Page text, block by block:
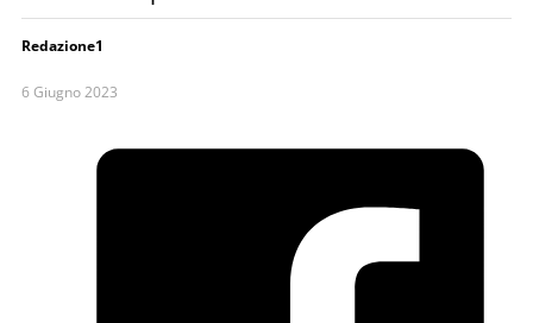
Redazione1
6 Giugno 2023